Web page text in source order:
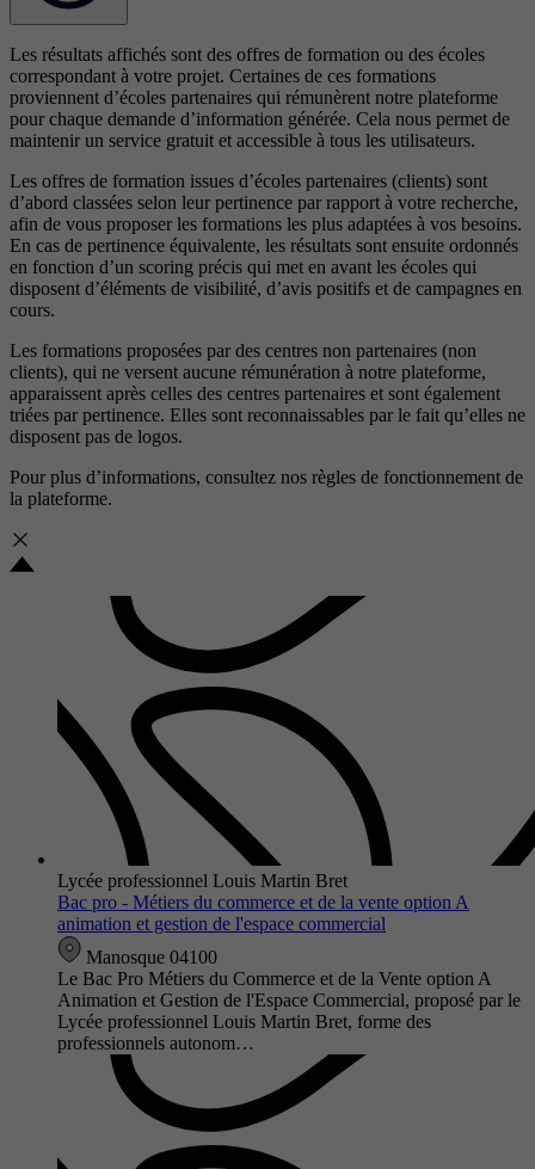
Les résultats affichés sont des offres de formation ou des écoles
correspondant à votre projet. Certaines de ces formations
proviennent d’écoles partenaires qui rémunèrent notre plateforme
pour chaque demande d’information générée. Cela nous permet de
maintenir un service gratuit et accessible à tous les utilisateurs.
Les offres de formation issues d’écoles partenaires (clients) sont
d’abord classées selon leur pertinence par rapport à votre recherche,
afin de vous proposer les formations les plus adaptées à vos besoins.
En cas de pertinence équivalente, les résultats sont ensuite ordonnés
en fonction d’un scoring précis qui met en avant les écoles qui
disposent d’éléments de visibilité, d’avis positifs et de campagnes en
cours.
Les formations proposées par des centres non partenaires (non
clients), qui ne versent aucune rémunération à notre plateforme,
apparaissent après celles des centres partenaires et sont également
triées par pertinence. Elles sont reconnaissables par le fait qu’elles ne
disposent pas de logos.
Pour plus d’informations, consultez nos règles de fonctionnement de
la plateforme.
Lycée professionnel Louis Martin Bret
Bac pro - Métiers du commerce et de la vente option A
animation et gestion de l'espace commercial
Manosque 04100
Le Bac Pro Métiers du Commerce et de la Vente option A
Animation et Gestion de l'Espace Commercial, proposé par le
Lycée professionnel Louis Martin Bret, forme des
professionnels autonom…